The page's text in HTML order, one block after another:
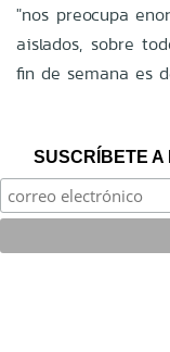
"nos preocupa
aislados, sobre
fin de semana es
SUSCRÍBETE A